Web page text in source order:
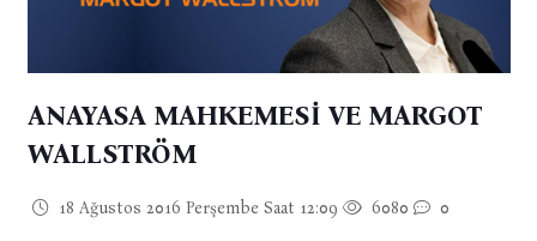
ANAYASA MAHKEMESİ VE MARGOT
WALLSTRÖM
18 Ağustos 2016 Perşembe Saat 12:09 6080 0